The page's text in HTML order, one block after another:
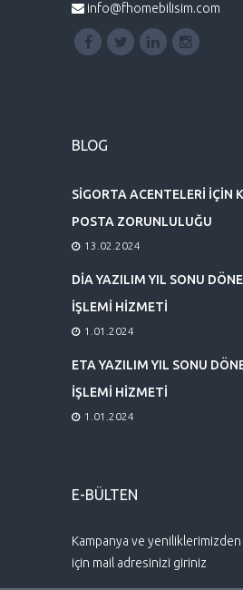
info@fhomebilisim.com
BLOG
SİGORTA ACENTELERİ İÇİN
POSTA ZORUNLULUĞU
13.02.2024
DİA YAZILIM YIL SONU
İŞLEMİ HİZMETİ
1.01.2024
ETA YAZILIM YIL SONU
İŞLEMİ HİZMETİ
1.01.2024
E-BÜLTEN
Kampanya ve
için mail adresinizi giriniz